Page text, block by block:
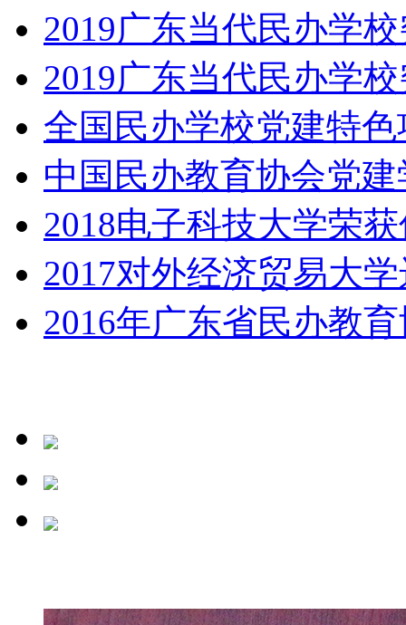
2019广东当代民办学
2019广东当代民办学
全国民办学校党建特
中国民办教育协会党
2018电子科技大学荣
2017对外经济贸易大
2016年广东省民办教